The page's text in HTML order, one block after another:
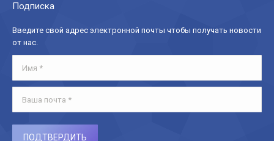
Подписка
Введите свой адрес электронной почты чтобы получать новости
от нас.
ПОДТВЕРДИТЬ